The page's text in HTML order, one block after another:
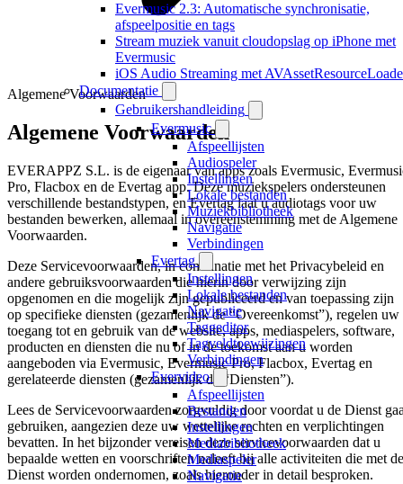
Evermusic 2.3: Automatische synchronisatie,
afspeelpositie en tags
Stream muziek vanuit cloudopslag op iPhone met
Evermusic
iOS Audio Streaming met
Documentatie
Gebruikershandleiding
Evermusic
Afspeellijsten
Audiospeler
Instellingen
Lokale bestanden
Muziekbibliotheek
Navigatie
Verbindingen
Evertag
Instellingen
Lokale bestanden
Navigatie
Taggeditor
Tagveldtoewijzingen
Verbindingen
Evervideo
Afspeellijsten
Bestanden
Instellingen
Mediabibliotheek
Mediaspeler
Navigatie
Algemene Voorwaarden
Algemene Voorwaarden
EVERAPPZ S.L. is de eigenaar van apps zoals Evermusic,
Pro, Flacbox en de Evertag app. Deze muziekspelers ondersteunen
verschillende bestandstypen, en Evertag laat u audiotags voor uw
bestanden bewerken, allemaal in overeenstemming met de Algemene
Voorwaarden.
Deze Servicevoorwaarden, in combinatie met het Privacybeleid en
andere gebruiksvoorwaarden die hierin door verwijzing zijn
opgenomen en die mogelijk zijn gepubliceerd en van toepassing zijn
op specifieke diensten (gezamenlijk de “Overeenkomst”), regelen uw
toegang tot en gebruik van de website, apps, mediaspelers, software,
producten en diensten die nu of in de toekomst aan u worden
aangeboden via Evermusic, Evermusic Pro, Flacbox, Evertag en
gerelateerde diensten (gezamenlijk de “Diensten”).
Lees de Servicevoorwaarden zorgvuldig door voordat u de Dienst
gebruiken, aangezien deze uw wettelijke rechten en verplichtingen
bevatten. In het bijzonder vereisen deze servicevoorwaarden dat u
bepaalde wetten en voorschriften naleeft bij alle activiteiten die met de
Dienst worden ondernomen, zoals hieronder in detail besproken.